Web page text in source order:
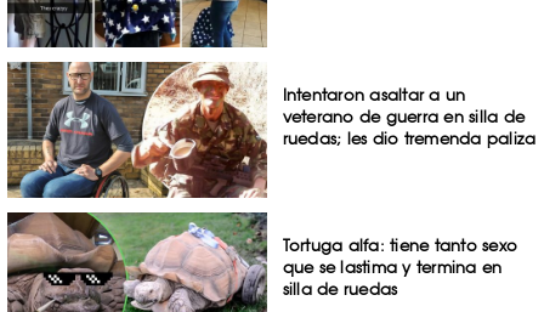
Intentaron asaltar a un
veterano de guerra en silla de
ruedas; les dio tremenda paliza
Tortuga alfa: tiene tanto sexo
que se lastima y termina en
silla de ruedas